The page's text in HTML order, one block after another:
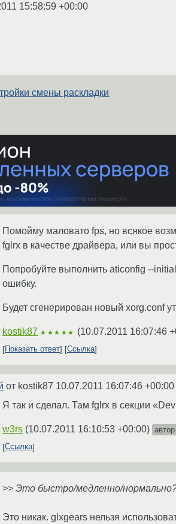
15:58:59 +00:00
смены раскладки
Помойму маловато fps, но всякое
fglrx в качестве драйвера, или вы
Попробуйте выполнить aticonfig --
ошибку.
Будет сгенерирован новый xorg.conf
kostik87 ★★★★★ (10.07.2011 16:07:46
Показать ответ Ссылка
от kostik87 10.07.2011 16:07:46 +00:00
Я так и сделал. Там fglrx в секции
w3rs (10.07.2011 16:10:53 +00:00)
Ссылка
>> Это быстро/медленно/
Это никак. glxgears нельзя